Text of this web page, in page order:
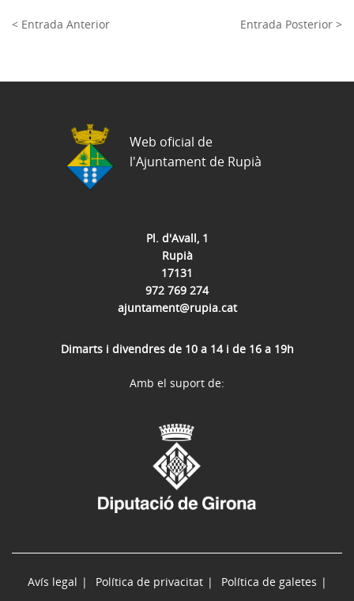
< Entrada Anterior Entrada Posterior >
Pl. d'Avall, 1
Rupià
17131
972 769 274
ajuntament@rupia.cat
Dimarts i divendres de 10 a 14 i de 16 a 19h
Web oficial de
l'Ajuntament de Rupià
Avís legal Política de privacitat
Política de galetes
Amb el suport de: